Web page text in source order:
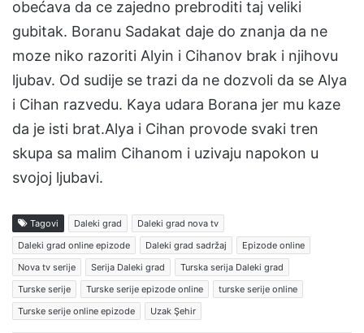
obećava da ce zajedno prebroditi taj veliki
gubitak. Boranu Sadakat daje do znanja da ne
moze niko razoriti Alyin i Cihanov brak i njihovu
ljubav. Od sudije se trazi da ne dozvoli da se Alya
i Cihan razvedu. Kaya udara Borana jer mu kaze
da je isti brat.Alya i Cihan provode svaki tren
skupa sa malim Cihanom i uzivaju napokon u
svojoj ljubavi.
Tagovi Daleki grad
Daleki grad nova tv
Daleki grad online epizode
Daleki grad sadržaj
Epizode online
Nova tv serije
Serija Daleki grad
Turska serija Daleki grad
Turske serije
Turske serije epizode online
turske serije online
Turske serije online epizode
Uzak Şehir